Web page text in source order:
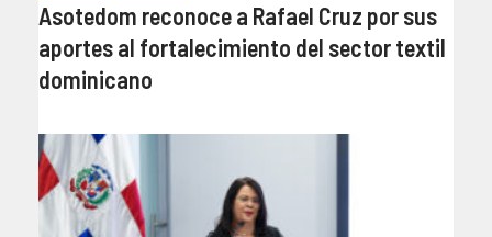
Asotedom reconoce a Rafael Cruz por sus
aportes al fortalecimiento del sector textil
dominicano